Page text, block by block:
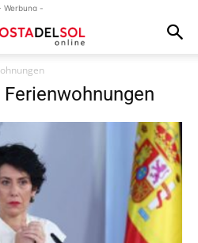
Werbung -
Ferienwohnungen